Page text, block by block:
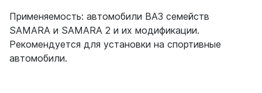
Применяемость: автомобили ВАЗ семейств
SAMARA и SAMARA 2 и их модификации.
Рекомендуется для установки на спортивные
автомобили.